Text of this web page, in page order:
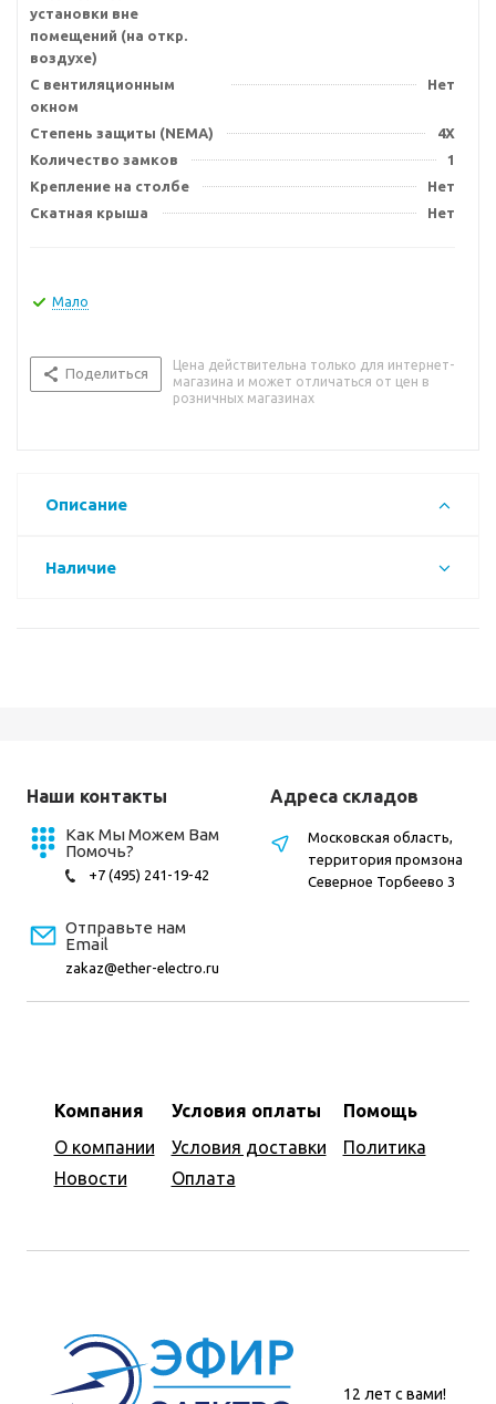
установки вне
помещений (на откр.
воздухе)
С вентиляционным
окном
Нет
Степень защиты (NEMA)
4X
Количество замков
1
Крепление на столбе
Нет
Скатная крыша
Нет
Мало
Поделиться
Цена действительна только для интернет-
магазина и может отличаться от цен в
розничных магазинах
Описание
Наличие
Наши контакты
Как Мы Можем Вам
Помочь?
+7 (495) 241-19-42
Отправьте нам
Email
zakaz@ether-electro.ru
Компания
О компании
Новости
Условия оплаты
Условия доставки
Оплата
Помощь
Политика
Адреса складов
Московская область,
территория промзона
Северное Торбеево 3
12 лет с вами!